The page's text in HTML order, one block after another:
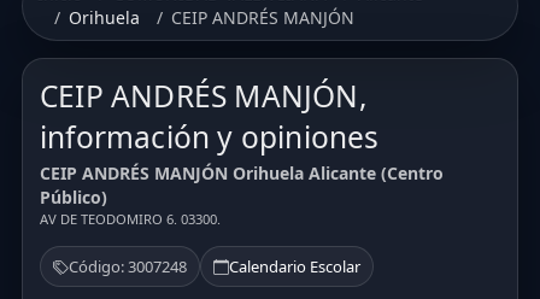
Orihuela
CEIP ANDRÉS MANJÓN
CEIP ANDRÉS MANJÓN,
información y opiniones
CEIP ANDRÉS MANJÓN Orihuela Alicante (Centro
Público)
AV DE TEODOMIRO 6. 03300.
Código: 3007248 Calendario Escolar